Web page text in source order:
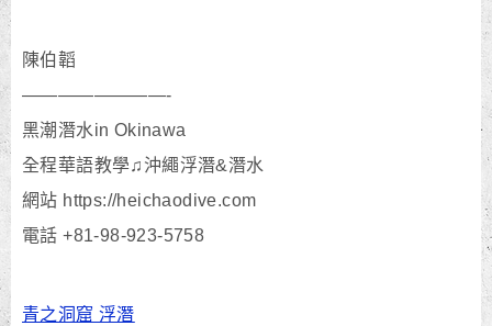
陳伯韜
————————-
黑潮潛水in Okinawa
全程華語教學♫沖繩浮潛&潛水
網站 https://heichaodive.com
電話 +81-98-923-5758
青之洞窟 浮潛